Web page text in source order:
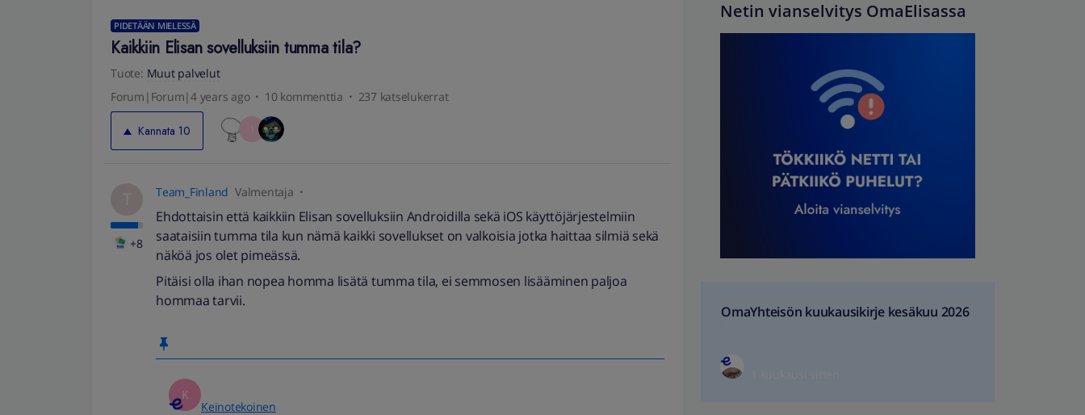
PIDETÄÄN MIELESSÄ
Kaikkiin Elisan sovelluksiin tumma tila?
Tuote: Muut palvelut
Forum|Forum|4 years ago
10 kommenttia 237 katselukerrat
Kannata 10
T
+8
Team_Finland Valmentaja
Ehdottaisin että kaikkiin Elisan sovelluksiin Androidilla sekä iOS käyttöjärjestelmiin
saataisiin tumma tila kun nämä kaikki sovellukset on valkoisia jotka haittaa silmiä sekä
näköä jos olet pimeässä.
Pitäisi olla ihan nopea homma lisätä tumma tila, ei semmosen lisääminen paljoa
hommaa tarvii.
K
Keinotekoinen
Netin vianselvitys OmaElisassa
OmaYhteisön kuukausikirje kesäkuu 2026